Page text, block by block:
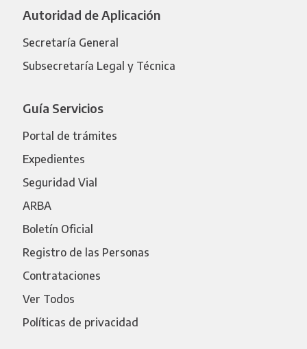
Autoridad de Aplicación
Secretaría General
Subsecretaría Legal y Técnica
Guía Servicios
Portal de trámites
Expedientes
Seguridad Vial
ARBA
Boletín Oficial
Registro de las Personas
Contrataciones
Ver Todos
Políticas de privacidad